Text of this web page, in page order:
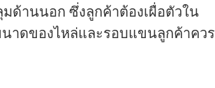
ด้านนอก ซึ่งลูกค้าต้องเผื่อตัวใน
าดของไหล่และรอบแขนลูกค้าควร